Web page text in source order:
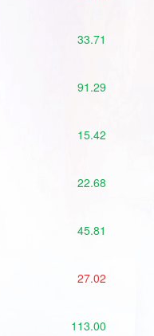
33.71
91.29
15.42
22.68
45.81
27.02
113.00